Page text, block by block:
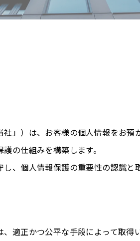
」）は、お客様の個人情報をお預
の仕組みを構築します。
、個人情報保護の重要性の認識と
適正かつ公平な手段によって取得